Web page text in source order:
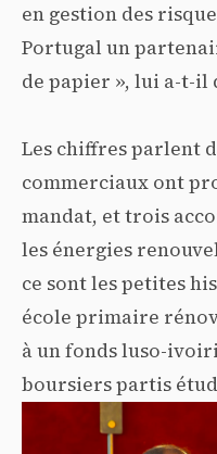
en gestion des
Portugal un
de papier », lui a-t-il
Les chiffres parlent
commerciaux ont
mandat, et trois
les énergies
ce sont les petites
école primaire
à un fonds luso-
boursiers partis